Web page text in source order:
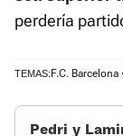
perdería
TEMAS: F.C. Barcelona
Pedri y